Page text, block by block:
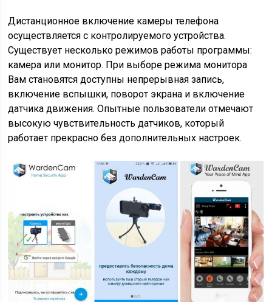
Дистанционное включение камеры телефона
осуществляется с контролируемого устройства.
Существует несколько режимов работы программы:
камера или монитор. При выборе режима монитора
Вам становятся доступны непрерывная запись,
включение вспышки, поворот экрана и включение
датчика движения. Опытные пользователи отмечают
высокую чувствительность датчиков, который
работает прекрасно без дополнительных настроек.